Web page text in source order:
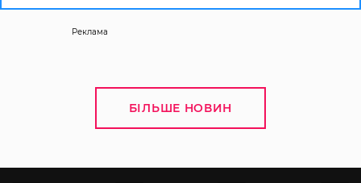
Реклама
БІЛЬШЕ НОВИН